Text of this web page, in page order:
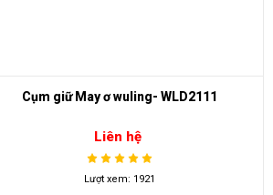
Cụm giữ May ơ wuling- WLD2111
Liên hệ
Lượt xem: 1921